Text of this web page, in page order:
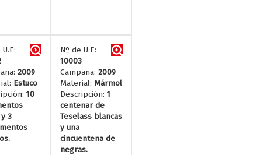
2009
Estuco
10
3
Nº de U.E:
10003
Campaña:2009
Material: Mármol
Descripción:1
centenar de
Teselass blancas
y una
cincuentena de
negras.